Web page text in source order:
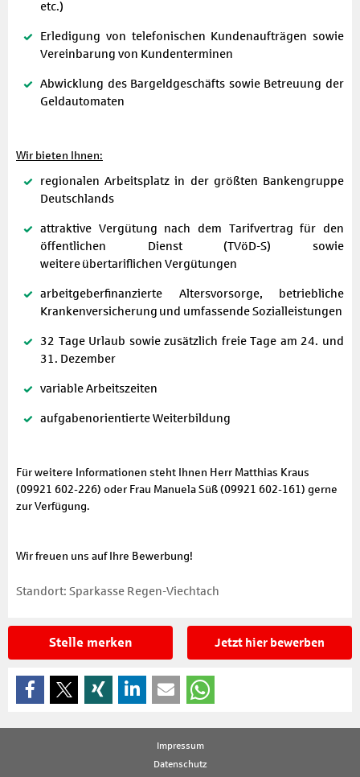
etc.)
Erledigung von telefonischen Kundenaufträgen sowie
Vereinbarung von Kundenterminen
Abwicklung des Bargeldgeschäfts sowie Betreuung der
Geldautomaten
Wir bieten Ihnen:
regionalen Arbeitsplatz in der größten Bankengruppe
Deutschlands
attraktive Vergütung nach dem Tarifvertrag für den
öffentlichen Dienst (TVöD-S) sowie
weitere übertariflichen Vergütungen
arbeitgeberfinanzierte Altersvorsorge, betriebliche
Krankenversicherung und umfassende Sozialleistungen
32 Tage Urlaub sowie zusätzlich freie Tage am 24. und
31. Dezember
variable Arbeitszeiten
aufgabenorientierte Weiterbildung
Für weitere Informationen steht Ihnen Herr Matthias Kraus
(09921 602-226) oder Frau Manuela Süß (09921 602-161) gerne
zur Verfügung.
Wir freuen uns auf Ihre Bewerbung!
Standort: Sparkasse Regen-Viechtach
Jetzt hier bewerben
Stelle merken
Impressum
Datenschutz